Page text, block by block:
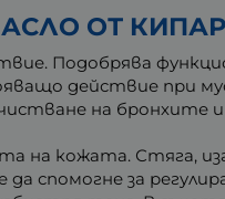
ОТ
Подобрява
действие при
на бронхите
на кожата. Стяга,
спомогне за